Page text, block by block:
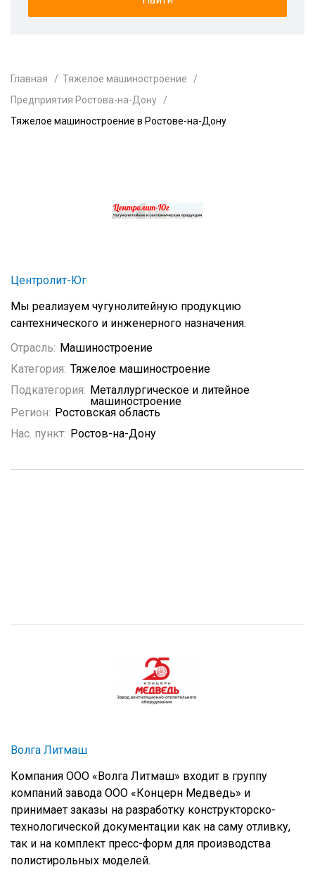
Главная
Тяжелое машиностроение
Предприятия Ростова-на-Дону
Тяжелое машиностроение в Ростове-на-Дону
Центролит-Юг
Мы реализуем чугунолитейную продукцию
сантехнического и инженерного назначения.
Отрасль: Машиностроение
Категория: Тяжелое машиностроение
Подкатегория: Металлургическое и литейное
машиностроение
Регион: Ростовская область
Нас. пункт: Ростов-на-Дону
Волга Литмаш
Компания ООО «Волга Литмаш» входит в группу
компаний завода ООО «Концерн Медведь» и
принимает заказы на разработку конструкторско-
технологической документации как на саму отливку,
так и на комплект пресс-форм для производства
полистирольных моделей.